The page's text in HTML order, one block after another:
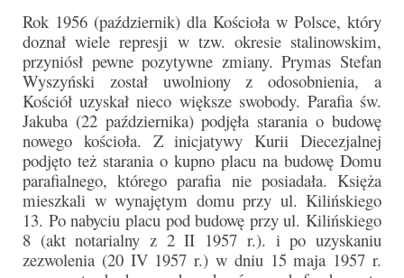
Rok 1956 (październik) dla Kościoła w Polsce, który
doznał wiele represji w tzw. okresie stalinowskim,
przyniósł pewne pozytywne zmiany. Prymas Stefan
Wyszyński został uwolniony z odosobnienia, a
Kościół uzyskał nieco większe swobody. Parafia św.
Jakuba (22 października) podjęła starania o budowę
nowego kościoła. Z inicjatywy Kurii Diecezjalnej
podjęto też starania o kupno placu na budowę Domu
parafialnego, którego parafia nie posiadała. Księża
mieszkali w wynajętym domu przy ul. Kilińskiego
13. Po nabyciu placu pod budowę przy ul. Kilińskiego
8 (akt notarialny z 2 II 1957 r.). i po uzyskaniu
zezwolenia (20 IV 1957 r.) w dniu 15 maja 1957 r.